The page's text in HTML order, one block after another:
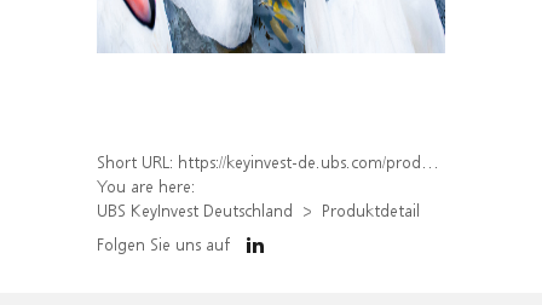
Short URL: https://keyinvest-de.ubs.com/produkt/detail/index/isin/DE000WA86JJ0
You are here:
UBS KeyInvest Deutschland
Produktdetail
Folgen Sie uns auf